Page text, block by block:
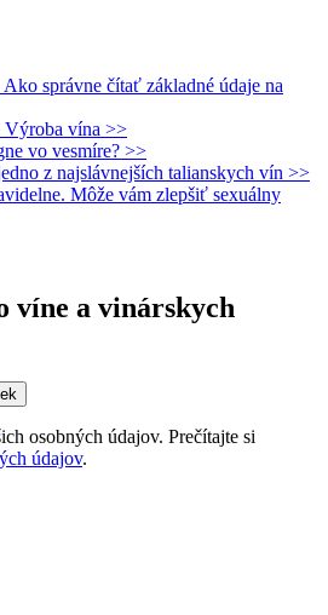
správne čítať základné údaje na
Výroba vína >>
vo vesmíre? >>
z najslávnejších talianskych vín >>
Môže vám zlepšiť sexuálny
víne a vinárskych
osobných údajov. Prečítajte si
údajov.